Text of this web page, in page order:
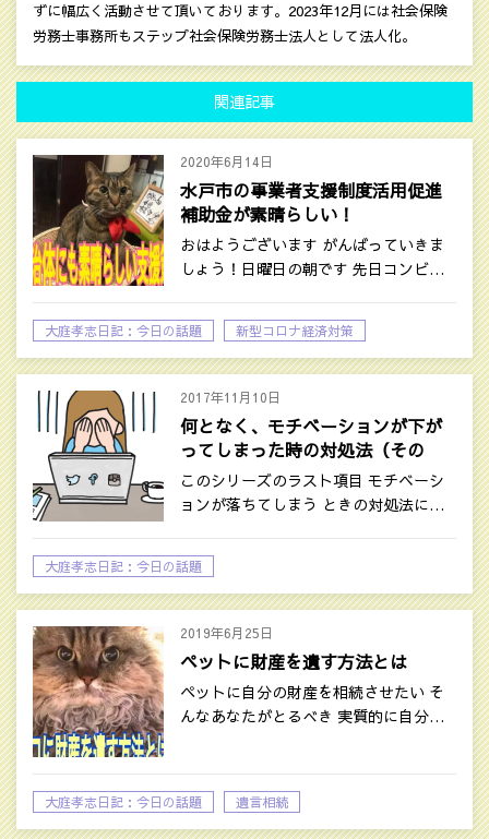
ずに幅広く活動させて頂いております。2023年12月には社会保険
労務士事務所もステップ社会保険労務士法人として法人化。
関連記事
2020年6月14日
水戸市の事業者支援制度活用促進
補助金が素晴らしい！
おはようございます がんばっていきま
しょう！日曜日の朝です 先日コンビ…
大庭孝志日記：今日の話題
新型コロナ経済対策
時事ネタ
2017年11月10日
何となく、モチベーションが下が
ってしまった時の対処法（その
１）
このシリーズのラスト項目 モチベーシ
ョンが落ちてしまう ときの対処法に…
大庭孝志日記：今日の話題
2019年6月25日
ペットに財産を遺す方法とは
ペットに自分の財産を相続させたい そ
んなあなたがとるべき 実質的に自分…
大庭孝志日記：今日の話題 遺言相続